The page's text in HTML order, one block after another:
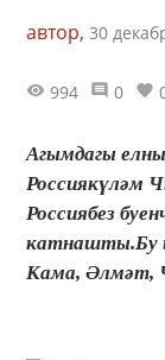
автор, 30
994 0
Агымдагы
Россиякүләм
Россиябез
катнашты.Бу
Кама, Әлмәт,